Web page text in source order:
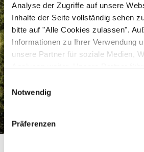
Analyse der Zugriffe auf unsere
Inhalte der Seite vollständig sehen
bitte auf "Alle Cookies zulassen".
Informationen zu Ihrer Verwendung
unsere Partner für soziale Medien,
zusammen, die Sie ihnen
sie im Rahmen Ihrer Nutzung der
Einwilligungsauswahl
Notwendig
Präferenzen